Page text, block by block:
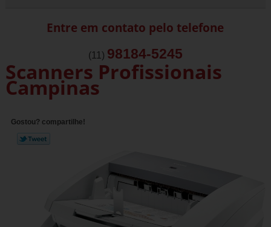
Entre em contato pelo telefone
(11) 98184-5245
Scanners Profissionais
Campinas
Gostou? compartilhe!